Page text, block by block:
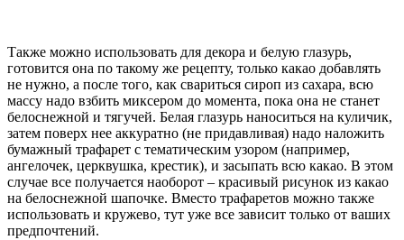
Также можно использовать для декора и белую глазурь,
готовится она по такому же рецепту, только какао добавлять
не нужно, а после того, как свариться сироп из сахара, всю
массу надо взбить миксером до момента, пока она не станет
белоснежной и тягучей. Белая глазурь наноситься на куличик,
затем поверх нее аккуратно (не придавливая) надо наложить
бумажный трафарет с тематическим узором (например,
ангелочек, церквушка, крестик), и засыпать всю какао. В этом
случае все получается наоборот – красивый рисунок из какао
на белоснежной шапочке. Вместо трафаретов можно также
использовать и кружево, тут уже все зависит только от ваших
предпочтений.